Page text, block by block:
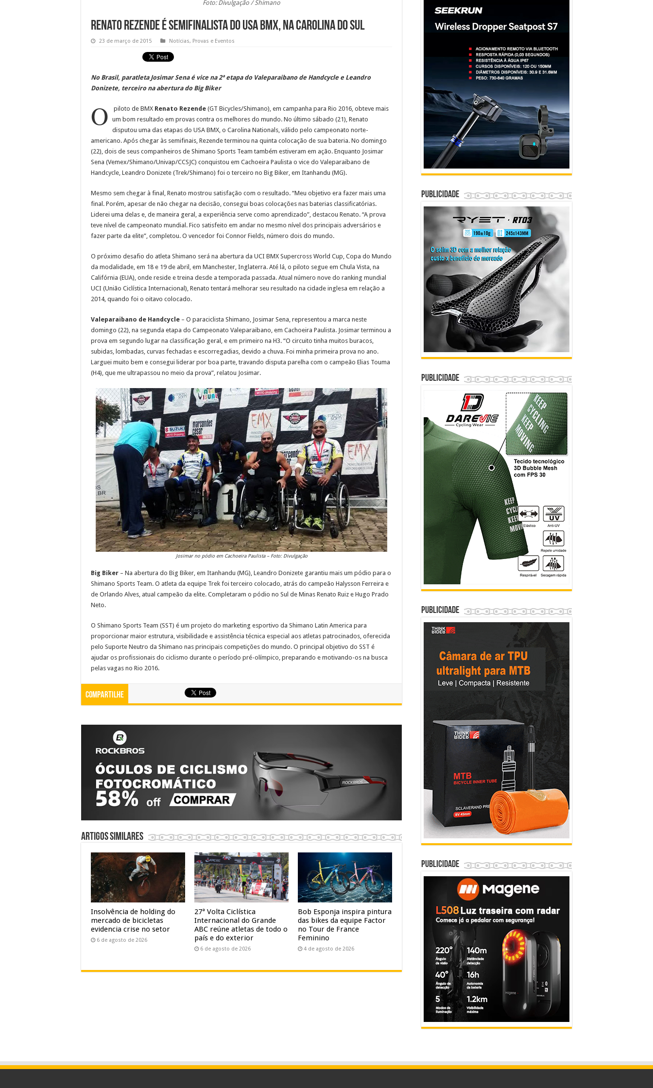
Foto: Divulgação / Shimano
Renato Rezende é semifinalista do USA BMX, na Carolina do Sul
23 de março de 2015 Notícias, Provas e Eventos
No Brasil, paratleta Josimar Sena é vice na 2ª etapa do Valeparaibano de Handcycle e Leandro
Donizete, terceiro na abertura do Big Biker
O piloto de BMX Renato Rezende (GT Bicycles/Shimano), em campanha para Rio 2016, obteve mais
um bom resultado em provas contra os melhores do mundo. No último sábado (21), Renato
disputou uma das etapas do USA BMX, o Carolina Nationals, válido pelo campeonato norte-
americano. Após chegar às semifinais, Rezende terminou na quinta colocação de sua bateria. No domingo
(22), dois de seus companheiros de Shimano Sports Team também estiveram em ação. Enquanto Josimar
Sena (Vemex/Shimano/Univap/CCSJC) conquistou em Cachoeira Paulista o vice do Valeparaibano de
Handcycle, Leandro Donizete (Trek/Shimano) foi o terceiro no Big Biker, em Itanhandu (MG).
Mesmo sem chegar à final, Renato mostrou satisfação com o resultado. “Meu objetivo era fazer mais uma
final. Porém, apesar de não chegar na decisão, consegui boas colocações nas baterias classificatórias.
Liderei uma delas e, de maneira geral, a experiência serve como aprendizado”, destacou Renato. “A prova
teve nível de campeonato mundial. Fico satisfeito em andar no mesmo nível dos principais adversários e
fazer parte da elite”, completou. O vencedor foi Connor Fields, número dois do mundo.
O próximo desafio do atleta Shimano será na abertura da UCI BMX Supercross World Cup, Copa do Mundo
da modalidade, em 18 e 19 de abril, em Manchester, Inglaterra. Até lá, o piloto segue em Chula Vista, na
Califórnia (EUA), onde reside e treina desde a temporada passada. Atual número nove do ranking mundial
UCI (União Ciclística Internacional), Renato tentará melhorar seu resultado na cidade inglesa em relação a
2014, quando foi o oitavo colocado.
Valeparaibano de Handcycle – O paraciclista Shimano, Josimar Sena, representou a marca neste
domingo (22), na segunda etapa do Campeonato Valeparaibano, em Cachoeira Paulista. Josimar terminou a
prova em segundo lugar na classificação geral, e em primeiro na H3. “O circuito tinha muitos buracos,
subidas, lombadas, curvas fechadas e escorregadias, devido a chuva. Foi minha primeira prova no ano.
Larguei muito bem e consegui liderar por boa parte, travando disputa parelha com o campeão Elias Touma
(H4), que me ultrapassou no meio da prova”, relatou Josimar.
Josimar no pódio em Cachoeira Paulista – Foto: Divulgação
Big Biker – Na abertura do Big Biker, em Itanhandu (MG), Leandro Donizete garantiu mais um pódio para o
Shimano Sports Team. O atleta da equipe Trek foi terceiro colocado, atrás do campeão Halysson Ferreira e
de Orlando Alves, atual campeão da elite. Completaram o pódio no Sul de Minas Renato Ruiz e Hugo Prado
Neto.
O Shimano Sports Team (SST) é um projeto do marketing esportivo da Shimano Latin America para
proporcionar maior estrutura, visibilidade e assistência técnica especial aos atletas patrocinados, oferecida
pelo Suporte Neutro da Shimano nas principais competições do mundo. O principal objetivo do SST é
ajudar os profissionais do ciclismo durante o período pré-olímpico, preparando e motivando-os na busca
pelas vagas no Rio 2016.
Compartilhe
Artigos similares
Insolvência de holding do
mercado de bicicletas
evidencia crise no setor
6 de agosto de 2026
27ª Volta Ciclística
Internacional do Grande
ABC reúne atletas de todo o
país e do exterior
6 de agosto de 2026
Bob Esponja inspira pintura
das bikes da equipe Factor
no Tour de France
Feminino
4 de agosto de 2026
Publicidade
Publicidade
Publicidade
Publicidade